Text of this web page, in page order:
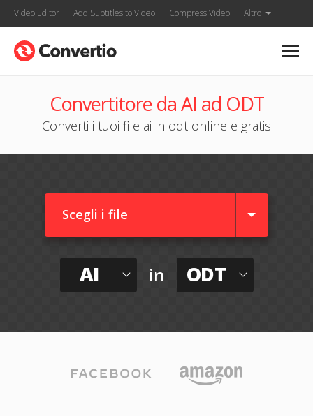
Video Editor Add Subtitles to Video Compress Video Altro
Convertitore da AI ad ODT
Converti i tuoi file ai in odt online e gratis
Scegli i file
AI in ODT